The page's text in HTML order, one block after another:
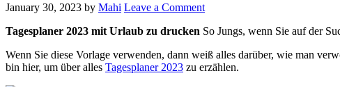
January 30, 2023 by Mahi Leave a Comment
Tagesplaner 2023 mit Urlaub zu drucken So Jungs, wenn Sie auf der
Wenn Sie diese Vorlage verwenden, dann weiß alles darüber, wie man
bin hier, um über alles Tagesplaner 2023 zu erzählen.